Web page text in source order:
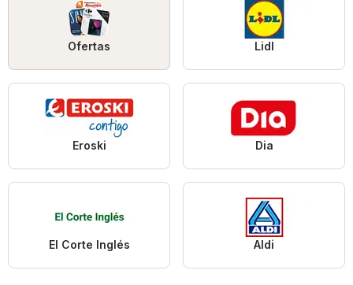
Ofertas Lidl
Eroski Dia
El Corte Inglés Aldi